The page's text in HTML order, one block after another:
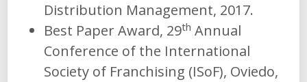
Distribution Management, 2017.
Best Paper Award, 29th Annual
Conference of the International
Society of Franchising (ISoF), Oviedo,